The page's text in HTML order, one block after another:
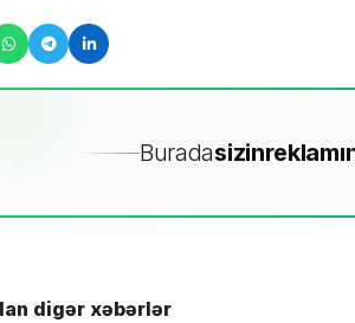
Buradasizin
digər xəbərlər